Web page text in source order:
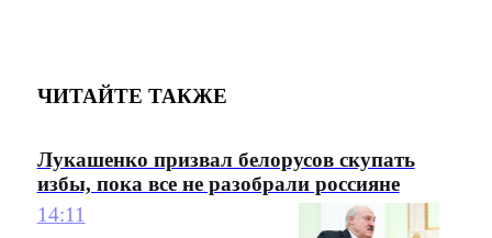
ЧИТАЙТЕ ТАКЖЕ
Лукашенко призвал белорусов скупать
избы, пока все не разобрали россияне
14:11